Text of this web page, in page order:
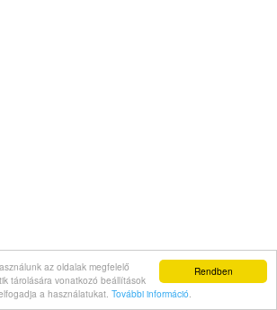
Rendben
az oldalak megfelelő
tárolására vonatkozó beállítások
a használatukat. További információ.